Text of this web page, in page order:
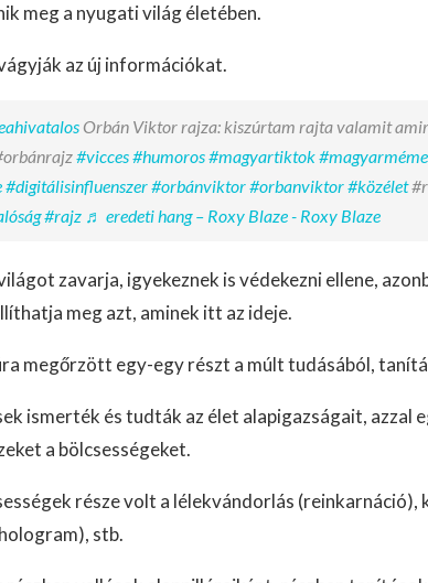
meg a nyugati világ életében.
az új információkat.
Orbán Viktor rajza: kiszúrtam rajta valamit
#vicces#humoros#magyartiktok
#digitálisinfluenszer#orbánviktor#orbanviktor#közélet
#rajz ♬ eredeti hang – Roxy Blaze - Roxy Blaze
zavarja, igyekeznek is védekezni ellene,
meg azt, aminek itt az ideje.
megőrzött egy-egy részt a múlt tudásából,
ismerték és tudták az élet alapigazságait, azzal
a bölcsességeket.
része volt a lélekvándorlás
stb.